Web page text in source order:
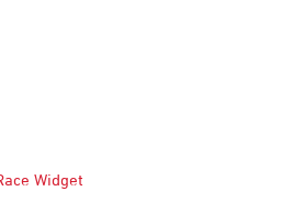
Widget